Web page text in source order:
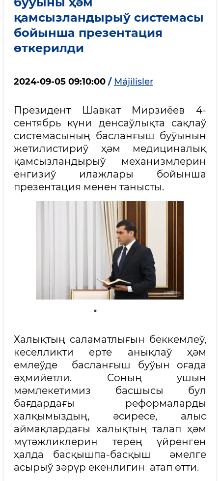
қамсызландырыў системасы
бойынша презентация
өткерилди
2024-09-05 09:10:00 / Májilisler
Президент Шавкат Мирзиёев 4-
сентябрь күни денсаўлықта сақлаў
системасының басланғыш буўынын
жетилистириў ҳәм медициналық
қамсызландырыў механизмлерин
енгизиў илажлары бойынша
презентация менен танысты.
Халықтың саламатлығын беккемлеў,
кеселликти ерте анықлаў ҳәм
емлеўде басланғыш буўын оғада
әҳмийетли. Соның ушын
мәмлекетимиз басшысы бул
бағдардағы реформаларды
халқымыздың, әсиресе, алыс
аймақлардағы халықтың талап ҳәм
мүтәжликлерин терең үйренген
ҳалда басқышпа-басқыш әмелге
асырыў зәрүр екенлигин атап өтти.